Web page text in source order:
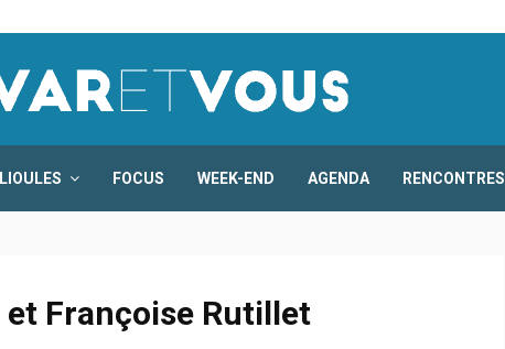
FOCUS WEEK-END AGENDA RENCONTRES
Françoise Rutillet